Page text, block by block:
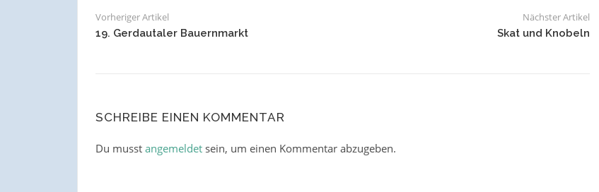
Vorheriger Artikel
19. Gerdautaler Bauernmarkt
Nächster Artikel
Skat und Knobeln
SCHREIBE EINEN KOMMENTAR
Du musst angemeldetsein, um einen Kommentar abzugeben.